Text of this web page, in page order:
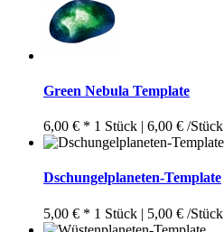
Green Nebula Template
6,00 € * 1 Stück | 6,00 € /Stück
Dschungelplaneten-Template
5,00 € * 1 Stück | 5,00 € /Stück